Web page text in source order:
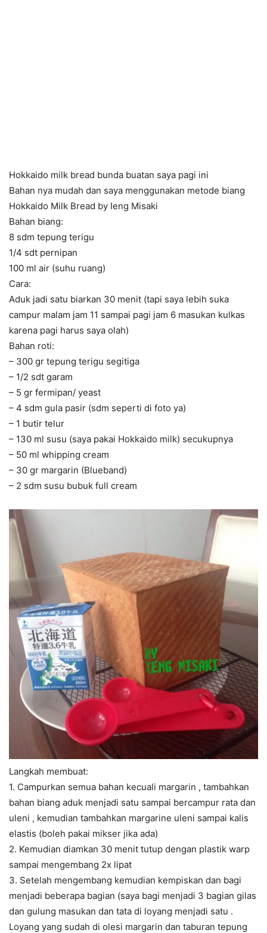
Hokkaido milk bread bunda buatan saya pagi ini
Bahan nya mudah dan saya menggunakan metode biang
Hokkaido Milk Bread by Ieng Misaki
Bahan biang:
8 sdm tepung terigu
1/4 sdt pernipan
100 ml air (suhu ruang)
Cara:
Aduk jadi satu biarkan 30 menit (tapi saya lebih suka
campur malam jam 11 sampai pagi jam 6 masukan kulkas
karena pagi harus saya olah)
Bahan roti:
– 300 gr tepung terigu segitiga
– 1/2 sdt garam
– 5 gr fermipan/ yeast
– 4 sdm gula pasir (sdm seperti di foto ya)
– 1 butir telur
– 130 ml susu (saya pakai Hokkaido milk) secukupnya
– 50 ml whipping cream
– 30 gr margarin (Blueband)
– 2 sdm susu bubuk full cream
Langkah membuat:
1. Campurkan semua bahan kecuali margarin , tambahkan
bahan biang aduk menjadi satu sampai bercampur rata dan
uleni , kemudian tambahkan margarine uleni sampai kalis
elastis (boleh pakai mikser jika ada)
2. Kemudian diamkan 30 menit tutup dengan plastik warp
sampai mengembang 2x lipat
3. Setelah mengembang kemudian kempiskan dan bagi
menjadi beberapa bagian (saya bagi menjadi 3 bagian gilas
dan gulung masukan dan tata di loyang menjadi satu .
Loyang yang sudah di olesi margarin dan taburan tepung